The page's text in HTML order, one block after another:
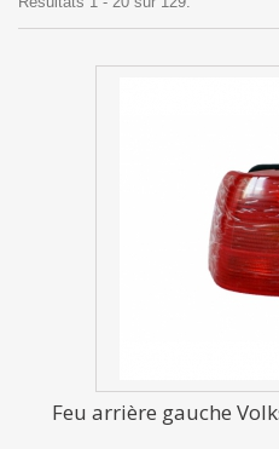
Feu arrière gauche